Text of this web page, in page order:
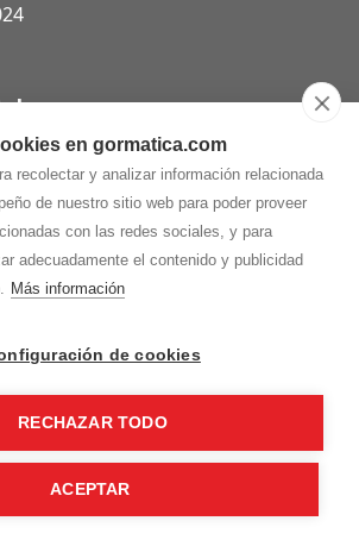
en gormatica.com
recolectar y analizar información relacionada
de nuestro sitio web para poder proveer
con las redes sociales, y para
adecuadamente el contenido y publicidad
Más información
de cookies
RECHAZAR TODO
ACEPTAR
S.L.